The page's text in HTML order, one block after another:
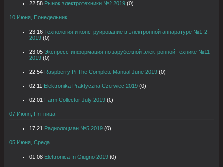
22:58 Рынок электротехники №2 2019 (0)
10 Июня, Понедельник
23:16 Технология и конструирование в электронной аппаратуре №1-2
2019 (0)
23:05 Экспресс-информация по зарубежной электронной технике №11
2019 (0)
22:54 Raspberry Pi The Complete Manual June 2019 (0)
02:11 Elektronika Praktyczna Czerwiec 2019 (0)
02:01 Farm Collector July 2019 (0)
07 Июня, Пятница
17:21 Радиолоцман №5 2019 (0)
05 Июня, Среда
01:08 Elettronica In Giugno 2019 (0)